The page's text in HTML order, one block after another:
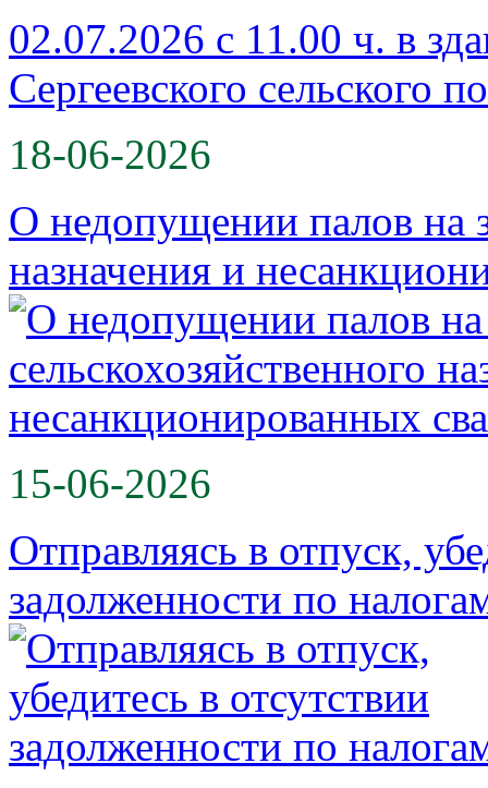
02.07.2026 с 11.00 ч. в
Сергеевского сельского
18-06-2026
О недопущении палов на
назначения и
15-06-2026
Отправляясь в отпуск,
задолженности по